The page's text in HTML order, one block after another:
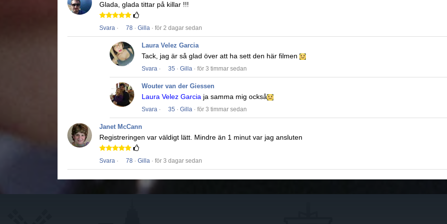
Glada, glada tittar på killar !!!
Svara · 78 · Gilla · för 2 dagar sedan
Laura Velez Garcia
Tack, jag är så glad över att ha sett den här filmen
Svara · 35 · Gilla · för 3 timmar sedan
Wouter van der Giessen
Laura Velez Garcia ja samma mig också
Svara · 35 · Gilla · för 3 timmar sedan
Janet McCann
Registreringen var väldigt lätt. Mindre än 1 minut var jag ansluten
Svara · 78 · Gilla · för 3 dagar sedan